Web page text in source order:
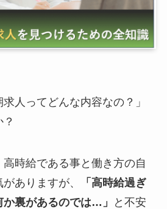
求人ってどんな内容なの？」
時給である事と働き方の自
ありますが、
「高時給過ぎ
裏があるのでは…」
と不安